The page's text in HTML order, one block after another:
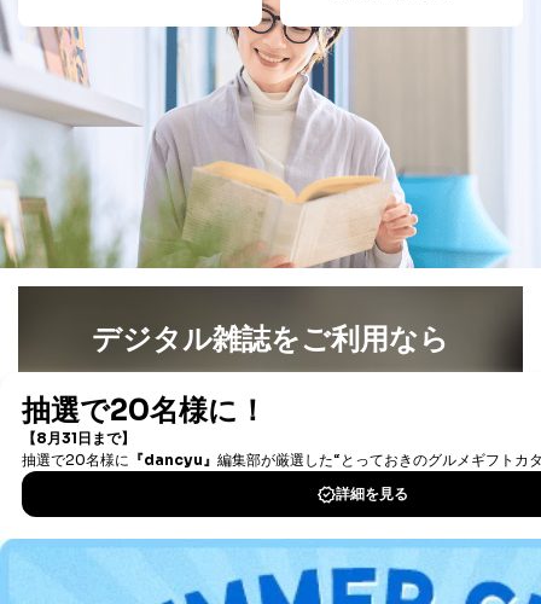
デジタル雑誌をご利用なら
書籍）が無料で読み放題！
DOWNLOAD FOR IOS
DOWNLOAD FOR ANDROID